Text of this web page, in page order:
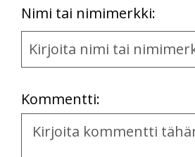
Nimi tai nimimerkki:
Name
and
Kommentti:
Kommentti